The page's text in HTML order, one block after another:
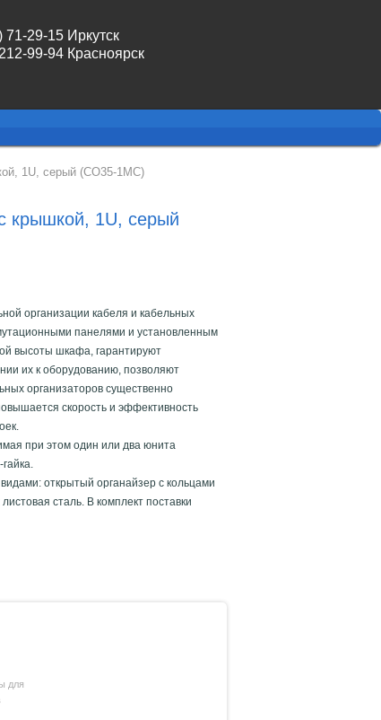
71-29-15 Иркутск
99-94 Красноярск
1U, серый (CO35-1MC)
крышкой, 1U, серый
организации кабеля и кабельных
панелями и установленным
высоты шкафа, гарантируют
их к оборудованию, позволяют
организаторов существенно
скорость и эффективность
при этом один или два юнита
открытый органайзер с кольцами
сталь. В комплект поставки
для